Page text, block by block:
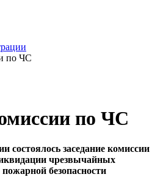
по ЧС
состоялось заседание комиссии
чрезвычайных
безопасности
по ЧС